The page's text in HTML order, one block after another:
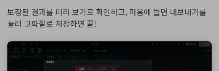
보정된 결과를 미리 보기로 확인하고, 마음에 들면 내보내기를
눌러 고화질로 저장하면 끝!